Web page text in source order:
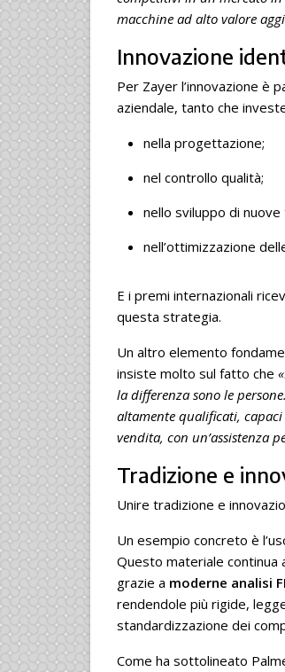
macchine ad alto valore
Innovazione
Per Zayer l’innovazione è
aziendale, tanto che
nella progettazione;
nel controllo qualità;
nello sviluppo di nuove
nell’ottimizzazione
E i premi internazionali
questa strategia.
Un altro elemento
insiste molto sul fatto che
la differenza sono le
altamente qualificati,
vendita, con un’assistenza
Tradizione e
Unire tradizione e
Un esempio concreto è
Questo materiale continua
grazie a moderne analisi
rendendole più rigide,
standardizzazione dei
Come ha sottolineato